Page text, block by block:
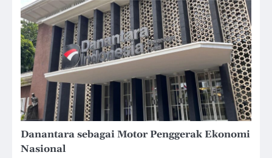
Danantara sebagai Motor Penggerak Ekonomi
Nasional